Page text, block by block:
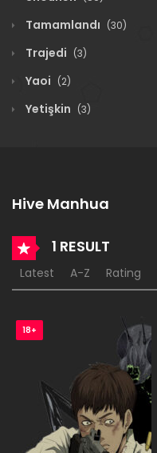
Tamamlandı (30)
Trajedi (3)
Yaoi (2)
Yetişkin (3)
Hive Manhua
1 RESULT
Latest A-Z Rating
18+